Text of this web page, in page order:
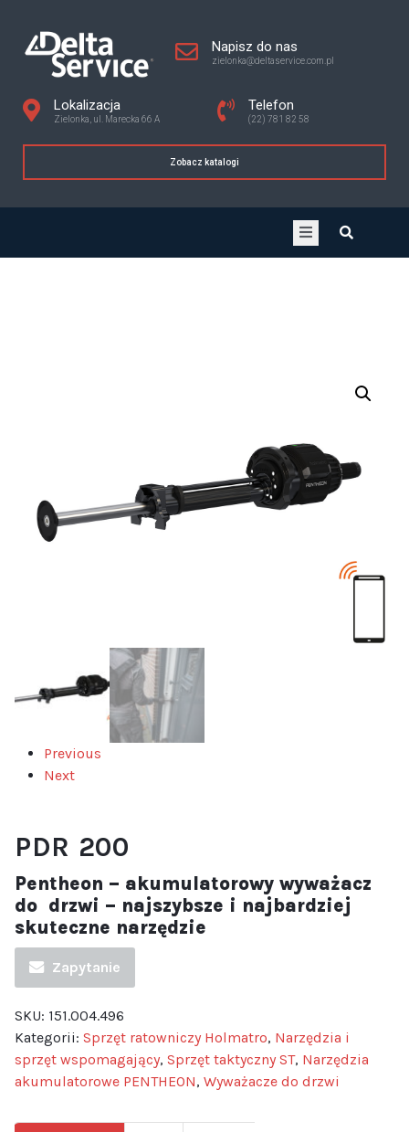
Napisz do nas
zielonka@deltaservice.com.pl
Lokalizacja
Zielonka, ul. Marecka 66 A
Telefon
(22) 781 82 58
Zobacz katalogi
Previous
Next
PDR 200
Pentheon – akumulatorowy wyważacz
do drzwi – najszybsze i najbardziej
skuteczne narzędzie
Zapytanie
SKU: 151.004.496
Kategorii: Sprzęt ratowniczy Holmatro, Narzędzia i
sprzęt wspomagający, Sprzęt taktyczny ST, Narzędzia
akumulatorowe PENTHEON, Wyważacze do drzwi